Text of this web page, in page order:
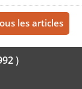
les articles
)